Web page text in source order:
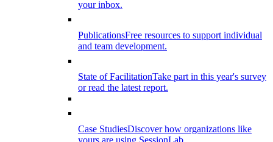
your inbox.
PublicationsFree resources to support individual
and team development.
State of FacilitationTake part in this year's survey
or read the latest report.
Case StudiesDiscover how organizations like
yours are using SessionLab.